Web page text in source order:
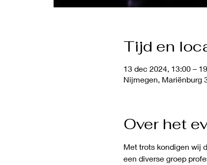
Tijd en
13 dec 2024, 13:00 –
Nijmegen, Mariënburg
Over het
Met trots kondigen wij
een diverse groep